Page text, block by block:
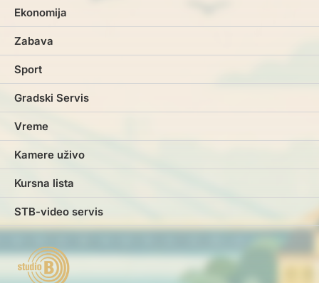
Ekonomija
Zabava
Sport
Gradski Servis
Vreme
Kamere uživo
Kursna lista
STB-video servis